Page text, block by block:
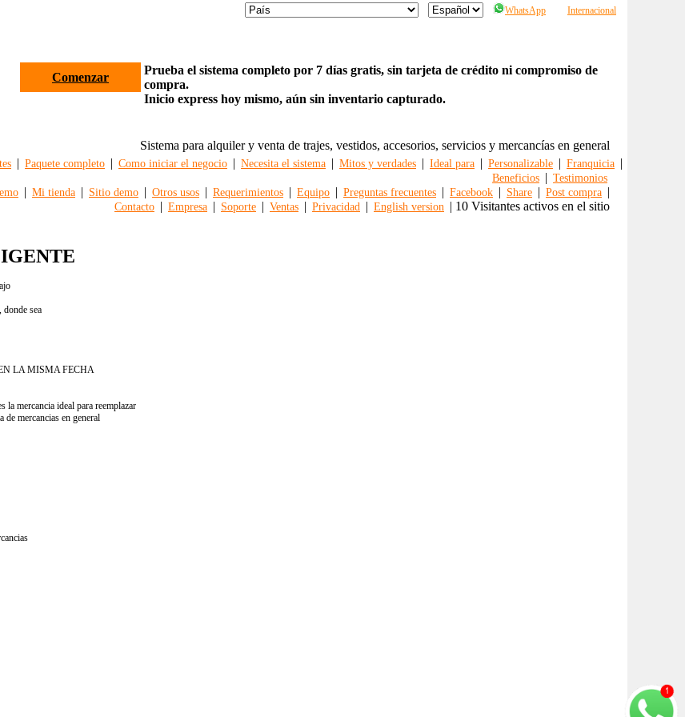
WhatsApp Internacional
Comenzar
Prueba el sistema completo por 7 días gratis, sin tarjeta de crédito ni compromiso de
compra.
Inicio express hoy mismo, aún sin inventario capturado.
Sistema para alquiler y venta de trajes, vestidos, accesorios, servicios y mercancías en general
| Paquete completo | Como iniciar el negocio | Necesita el sistema | Mitos y verdades | Ideal para | Personalizable | Franquicia |
Beneficios | Testimonios
| Mi tienda | Sitio demo | Otros usos | Requerimientos | Equipo | Preguntas frecuentes | Facebook | Share | Post compra |
Contacto | Empresa | Soporte | Ventas | Privacidad | English version | 10 Visitantes activos en el sitio
sea
EN LA MISMA FECHA
la mercancia ideal para reemplazar
mercancias en general